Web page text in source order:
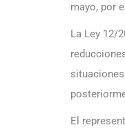
mayo, por
La Ley 12/
El